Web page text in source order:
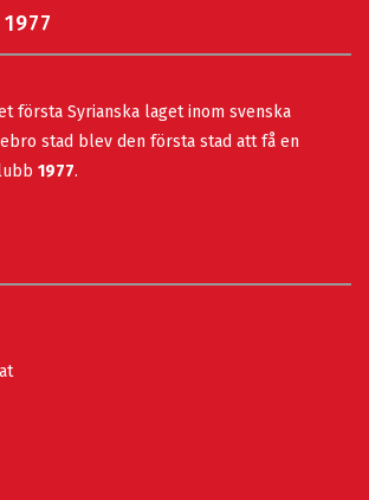
första Syrianska laget inom svenska
stad blev den första stad att få en
1977.